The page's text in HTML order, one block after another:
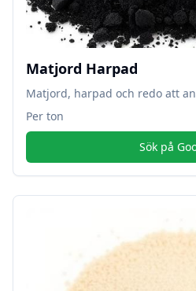
Matjord Harpad
Matjord, harpad och redo att
Per ton
Sök på